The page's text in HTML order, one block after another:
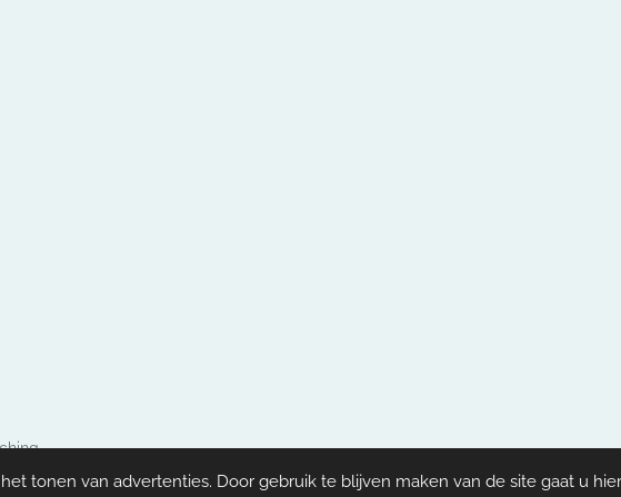
tonen van advertenties. Door gebruik te blijven maken van de site gaat u